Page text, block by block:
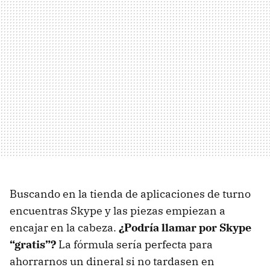
Buscando en la tienda de aplicaciones de turno
encuentras Skype y las piezas empiezan a
encajar en la cabeza. ¿Podría llamar por Skype
“gratis”? La fórmula sería perfecta para
ahorrarnos un dineral si no tardasen en